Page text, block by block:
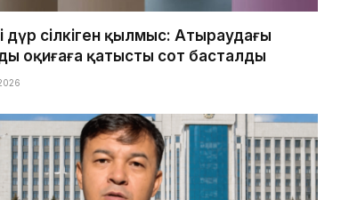
дүр сілкіген қылмыс: Атыраудағы
оқиғаға қатысты сот басталды